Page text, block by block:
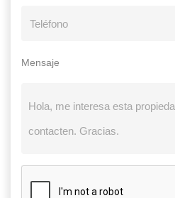
Mensaje